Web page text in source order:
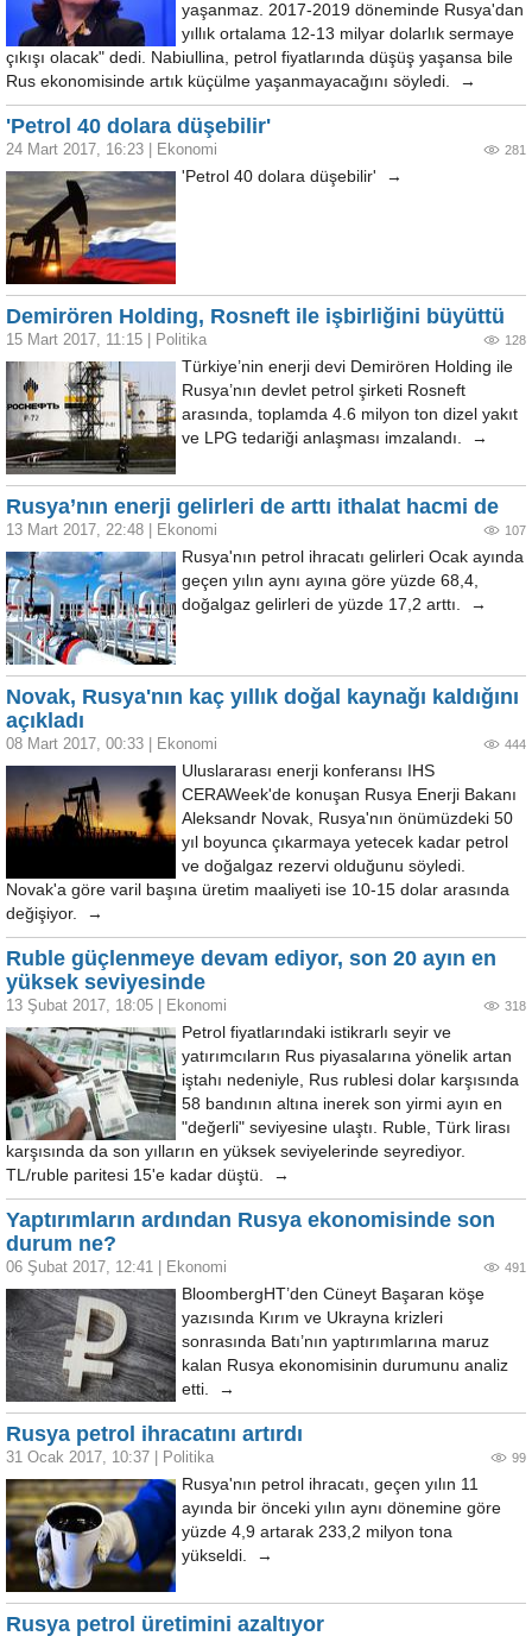
yaşanmaz. 2017-2019 döneminde Rusya'dan
yıllık ortalama 12-13 milyar dolarlık sermaye
çıkışı olacak" dedi. Nabiullina, petrol fiyatlarında düşüş yaşansa bile
Rus ekonomisinde artık küçülme yaşanmayacağını söyledi. →
'Petrol 40 dolara düşebilir'
24 Mart 2017, 16:23 Ekonomi 281
'Petrol 40 dolara düşebilir' →
Demirören Holding, Rosneft ile işbirliğini büyüttü
15 Mart 2017, 11:15 Politika 128
Türkiye’nin enerji devi Demirören Holding ile
Rusya’nın devlet petrol şirketi Rosneft
arasında, toplamda 4.6 milyon ton dizel yakıt
ve LPG tedariği anlaşması imzalandı. →
Rusya’nın enerji gelirleri de arttı ithalat hacmi de
13 Mart 2017, 22:48 Ekonomi 107
Rusya'nın petrol ihracatı gelirleri Ocak ayında
geçen yılın aynı ayına göre yüzde 68,4,
doğalgaz gelirleri de yüzde 17,2 arttı. →
Novak, Rusya'nın kaç yıllık doğal kaynağı kaldığını
açıkladı
08 Mart 2017, 00:33 Ekonomi 444
Uluslararası enerji konferansı IHS
CERAWeek'de konuşan Rusya Enerji Bakanı
Aleksandr Novak, Rusya'nın önümüzdeki 50
yıl boyunca çıkarmaya yetecek kadar petrol
ve doğalgaz rezervi olduğunu söyledi.
Novak'a göre varil başına üretim maaliyeti ise 10-15 dolar arasında
değişiyor. →
Ruble güçlenmeye devam ediyor, son 20 ayın en
yüksek seviyesinde
13 Şubat 2017, 18:05 Ekonomi 318
Petrol fiyatlarındaki istikrarlı seyir ve
yatırımcıların Rus piyasalarına yönelik artan
iştahı nedeniyle, Rus rublesi dolar karşısında
58 bandının altına inerek son yirmi ayın en
"değerli" seviyesine ulaştı. Ruble, Türk lirası
karşısında da son yılların en yüksek seviyelerinde seyrediyor.
TL/ruble paritesi 15'e kadar düştü. →
Yaptırımların ardından Rusya ekonomisinde son
durum ne?
06 Şubat 2017, 12:41 Ekonomi 491
BloombergHT’den Cüneyt Başaran köşe
yazısında Kırım ve Ukrayna krizleri
sonrasında Batı’nın yaptırımlarına maruz
kalan Rusya ekonomisinin durumunu analiz
etti. →
Rusya petrol ihracatını artırdı
31 Ocak 2017, 10:37 Politika 99
Rusya'nın petrol ihracatı, geçen yılın 11
ayında bir önceki yılın aynı dönemine göre
yüzde 4,9 artarak 233,2 milyon tona
yükseldi. →
Rusya petrol üretimini azaltıyor